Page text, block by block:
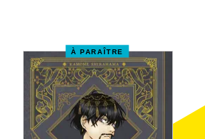
À PARAÎTRE